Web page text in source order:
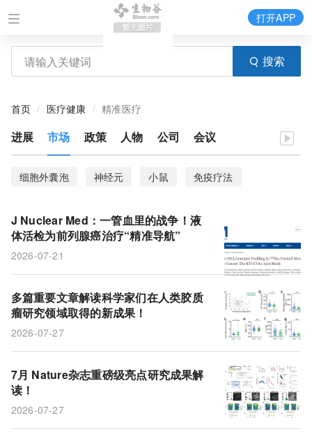
搜索
打开APP
首页 医疗健康 精准医疗
进展 市场 政策 人物 公司 会议
细胞外囊泡 神经元 小鼠
免疫疗法
基因编辑技术
电休克治疗 纳米颗粒
血脑屏障
血小板
肿瘤微环境
胶质母细胞瘤
性别差异
预后
生酮饮食
mRNA疫苗 细胞内交联
治疗结局
无膜细胞器
血凝素
T细胞
J Nuclear Med：一管血里的战争！液
体活检为前列腺癌治疗“精准导航”
2026-07-21
多篇重要文章解读科学家们在人类胶质
瘤研究领域取得的新成果！
2026-07-27
7月 Nature杂志重磅级亮点研究成果解
读！
2026-07-27